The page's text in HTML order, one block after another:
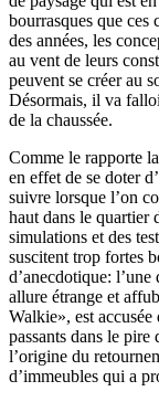
bourrasques que ces
des années, les
au vent de leurs
peuvent se créer au
Désormais, il va
de la chaussée.
Comme le rapporte
en effet de se doter
suivre lorsque l’on
haut dans le quartier
simulations et des
suscitent trop fortes
d’anecdotique:
allure étrange et
Walkie», est
passants dans le pire
l’origine du
d’immeubles qui a